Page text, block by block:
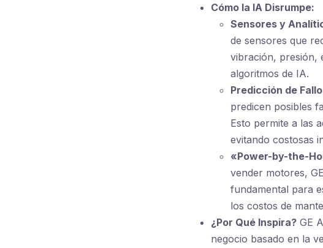
Cómo la IA Disrumpe:
Sensores y
de sensores que
vibración, presión,
algoritmos de IA.
Predicción de
predicen posibles
Esto permite a las
evitando costosas
«Power-by-the-
vender motores,
fundamental para
los costos de
¿Por Qué Inspira? GE
negocio basado en la